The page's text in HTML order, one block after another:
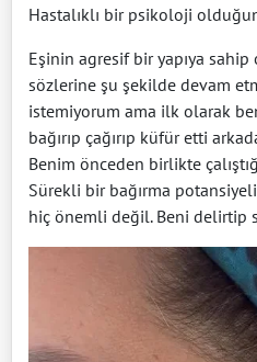
Hastalıklı bir psikoloji
Eşinin agresif bir yapıya
sözlerine şu şekilde devam
istemiyorum ama ilk olarak
bağırıp çağırıp küfür etti
Benim önceden birlikte
Sürekli bir bağırma
hiç önemli değil. Beni delirtip